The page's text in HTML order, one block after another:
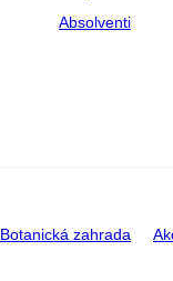
Absolventi
Botanická zahrada